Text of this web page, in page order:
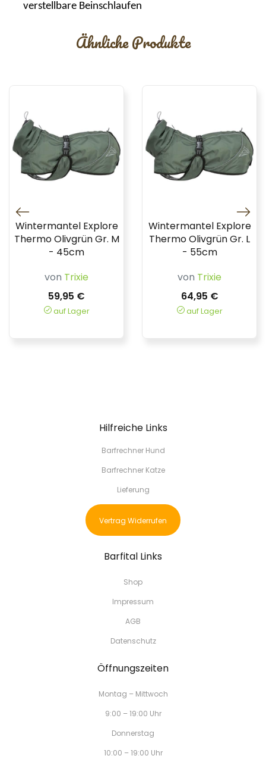
verstellbare Beinschlaufen
Ähnliche Produkte
Wintermantel Explore
Thermo Olivgrün Gr. M
- 45cm
von Trixie
59,95 €
auf Lager
Wintermantel Explore
Thermo Olivgrün Gr. L
- 55cm
von Trixie
64,95 €
auf Lager
Hilfreiche Links
Barfrechner Hund
Barfrechner Katze
Lieferung
Vertrag Widerrufen
Barfital Links
Shop
Impressum
AGB
Datenschutz
Öffnungszeiten
Montag – Mittwoch
9:00 – 19:00 Uhr
Donnerstag
10:00 – 19:00 Uhr